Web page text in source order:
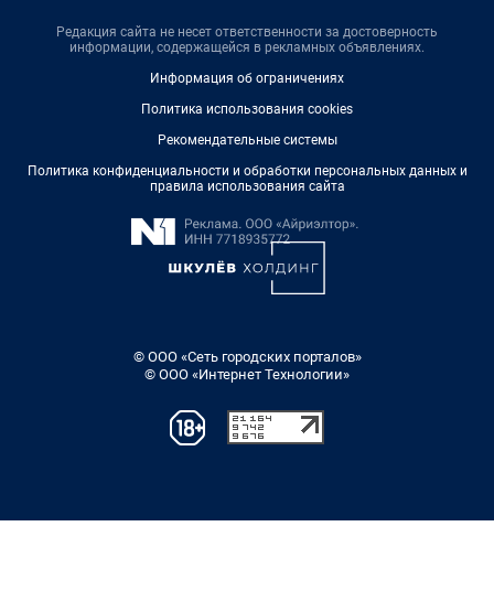
Редакция сайта не несет ответственности за достоверность
информации, содержащейся в рекламных объявлениях.
Информация об ограничениях
Политика использования cookies
Рекомендательные системы
Политика конфиденциальности и обработки персональных данных и
правила использования сайта
© ООО «Сеть городских порталов»
© ООО «Интернет Технологии»